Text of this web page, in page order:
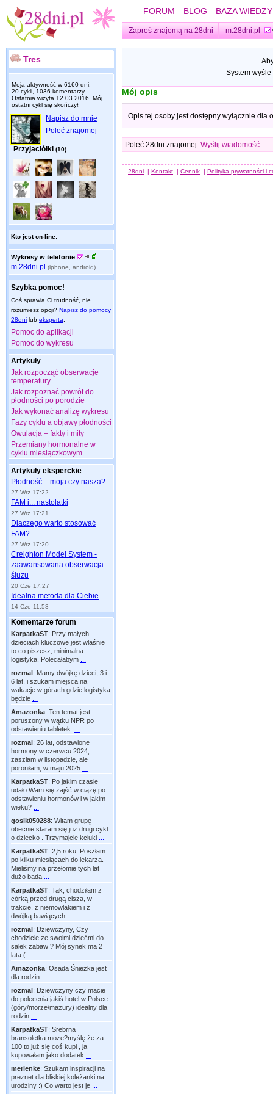
FORUM BLOG BAZA WIEDZY
Zaproś znajomą na 28dni m.28dni.pl
Tres
Moja aktywność w 6160 dni:
20 cykli, 1036 komentarzy.
Ostatnia wizyta 12.03.2016 . Mój
ostatni cykl się skończył.
Napisz do mnie
Poleć znajomej
Przyjaciółki (10)
Kto jest on-line:
Wykresy w telefonie
m.28dni.pl (iphone, android)
Szybka pomoc!
Coś sprawia Ci trudność, nie
rozumiesz opcji? Napisz do pomocy
28dni lub eksperta
Pomoc do aplikacji
Pomoc do wykresu
Artykuły
Jak rozpocząć obserwacje
temperatury
Jak rozpoznać powrót do
płodności po porodzie
Jak wykonać analizę wykresu
Fazy cyklu a objawy płodności
Owulacja – fakty i mity
Przemiany hormonalne w
cyklu miesiączkowym
Artykuły eksperckie
Płodność – moja czy nasza?
27 Wrz 17:22
FAM i... nastolatki
27 Wrz 17:21
Dlaczego warto stosować
FAM?
27 Wrz 17:20
Creighton Model System -
zaawansowana obserwacja
śluzu
20 Cze 17:27
Idealna metoda dla Ciebie
14 Cze 11:53
Komentarze forum
KarpatkaST: Przy małych
dzieciach kluczowe jest właśnie
to co piszesz, minimalna
logistyka. Polecałabym
rozmal: Mamy dwójkę dzieci, 3 i
6 lat, i szukam miejsca na
wakacje w górach gdzie logistyka
będzie
Amazonka: Ten temat jest
poruszony w wątku NPR po
odstawieniu tabletek.
rozmal: 26 lat, odstawione
hormony w czerwcu 2024,
zaszłam w listopadzie, ale
poroniłam, w maju 2025
KarpatkaST: Po jakim czasie
udało Wam się zajść w ciążę po
odstawieniu hormonów i w jakim
wieku?
gosik050288: Witam grupę
obecnie staram się już drugi cykl
o dziecko . Trzymajcie kciuki
KarpatkaST: 2,5 roku. Poszłam
po kilku miesiącach do lekarza.
Mieliśmy na przełomie tych lat
dużo bada
KarpatkaST: Tak, chodziłam z
córką przed drugą cisza, w
trakcie, z niemowlakiem i z
dwójką bawiących
rozmal: Dziewczyny, Czy
chodzicie ze swoimi dziećmi do
salek zabaw ? Mój synek ma 2
lata (
Amazonka: Osada Śnieżka jest
dla rodzin.
rozmal: Dziewczyny czy macie
do polecenia jakiś hotel w Polsce
(góry/morze/mazury) idealny dla
rodzin
KarpatkaST: Srebrna
bransoletka moze?myślę że za
100 to już się coś kupi , ja
kupowałam jako dodatek
merlenke: Szukam inspiracji na
preznet dla bliskiej koleżanki na
urodziny :) Co warto jest je
System
Mój opis
Opis tej osoby jest dostępny wyłącznie dla
Poleć 28dni znajomej. Wyślij wiadomość.
28dni | Kontakt | Cennik | Polityka prywatności i